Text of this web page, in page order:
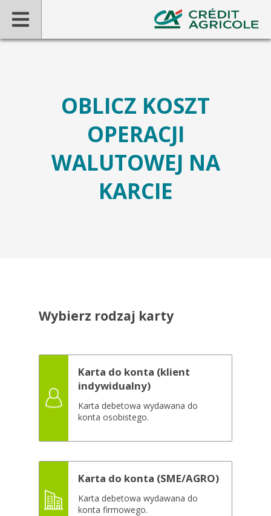
OBLICZ KOSZT
OPERACJI
WALUTOWEJ NA
KARCIE
Wybierz rodzaj karty
Karta do konta (klient
indywidualny)
Karta debetowa wydawana do
konta osobistego.
Karta do konta (SME/AGRO)
Karta debetowa wydawana do
konta firmowego.